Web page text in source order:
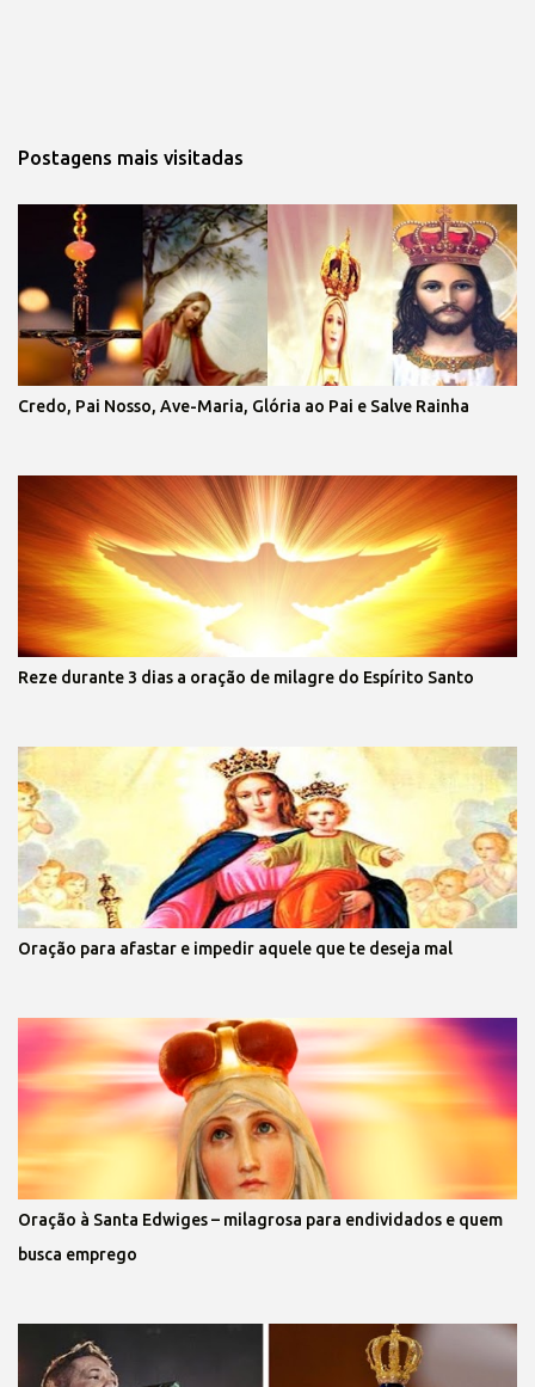
Postagens mais visitadas
Credo, Pai Nosso, Ave-Maria, Glória ao Pai e Salve Rainha
Reze durante 3 dias a oração de milagre do Espírito Santo
Oração para afastar e impedir aquele que te deseja mal
Oração à Santa Edwiges – milagrosa para endividados e quem
busca emprego